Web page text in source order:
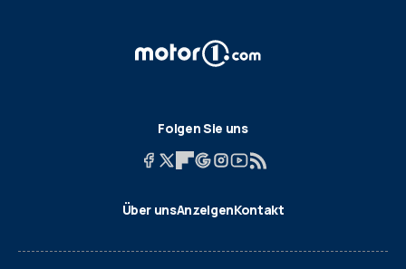
Folgen Sie uns
Über unsAnzeigenKontakt